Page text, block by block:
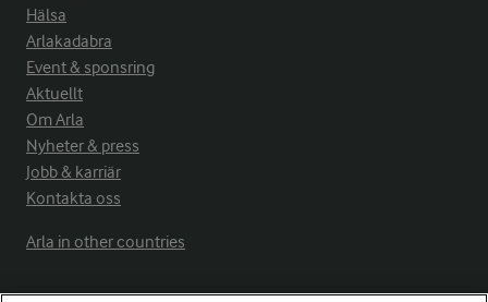
Hälsa
Arlakadabra
Event & sponsring
Aktuellt
Om Arla
Nyheter & press
Jobb & karriär
Kontakta oss
Arla in other countries